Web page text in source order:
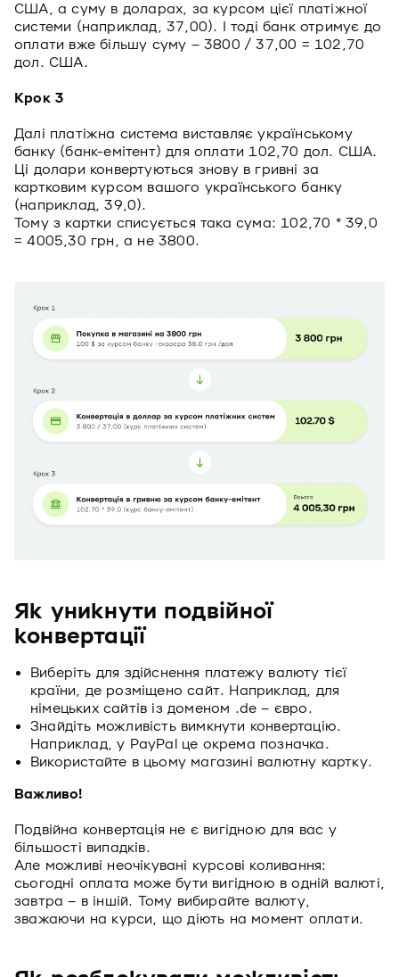
США, а суму в доларах, за курсом цієї платіжної
системи (наприклад, 37,00). І тоді банк отримує до
оплати вже більшу суму – 3800 / 37,00 = 102,70
дол. США.
Крок 3
Далі платіжна система виставляє українському
банку (банк-емітент) для оплати 102,70 дол. США.
Ці долари конвертуються знову в гривні за
картковим курсом вашого українського банку
(наприклад, 39,0).
Тому з картки списується така сума: 102,70 * 39,0
= 4005,30 грн, а не 3800.
Як уникнути подвійної
конвертації
Виберіть для здійснення платежу валюту тієї
країни, де розміщено сайт. Наприклад, для
німецьких сайтів із доменом .de – євро.
Знайдіть можливість вимкнути конвертацію.
Наприклад, у PayPal це окрема позначка.
Використайте в цьому магазині валютну картку.
Важливо!
Подвійна конвертація не є вигідною для вас у
більшості випадків.
Але можливі неочікувані курсові коливання:
сьогодні оплата може бути вигідною в одній валюті,
завтра – в іншій. Тому вибирайте валюту,
зважаючи на курси, що діють на момент оплати.